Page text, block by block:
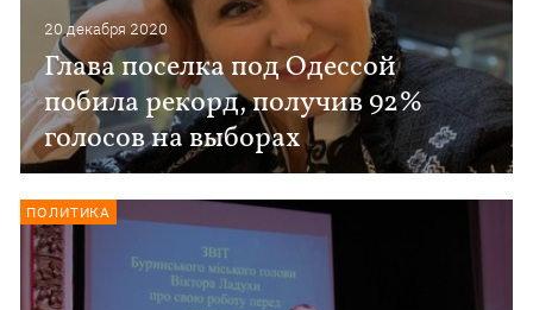
20 декабря 2020
Глава поселка под Одессой
побила рекорд, получив 92%
голосов на выборах
ПОЛИТИКА